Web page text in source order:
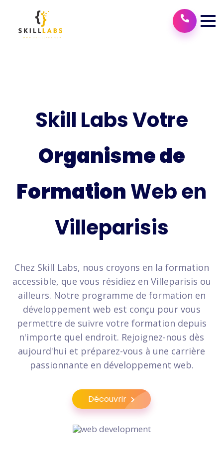
Skill Labs Votre
Organisme de
FormationWeb en
Villeparisis
Chez Skill Labs, nous croyons en la formation
accessible, que vous résidiez en Villeparisis ou
ailleurs. Notre programme de formation en
développement web est conçu pour vous
permettre de suivre votre formation depuis
n'importe quel endroit. Rejoignez-nous dès
aujourd'hui et préparez-vous à une carrière
passionnante en développement web.
Découvrir